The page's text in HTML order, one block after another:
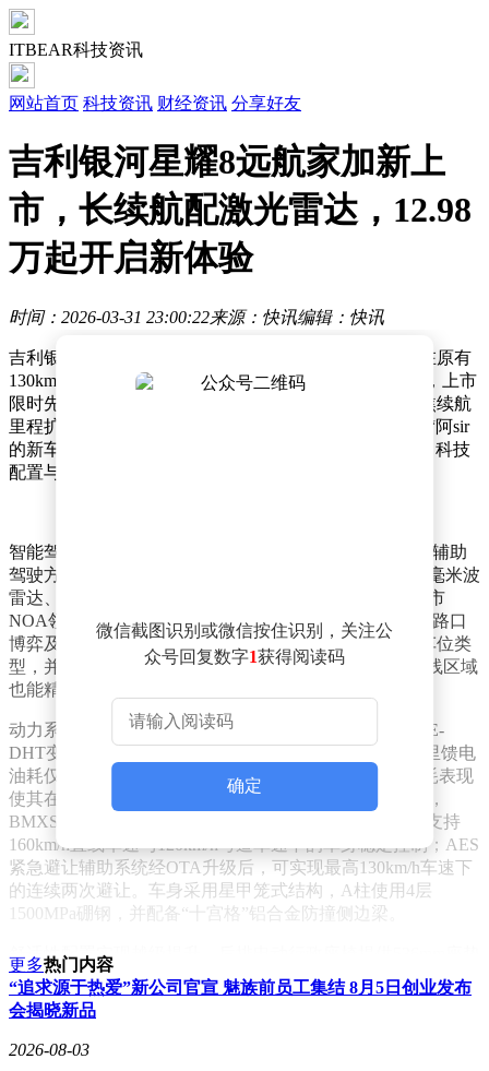
ITBEAR科技资讯
网站首页 科技资讯 财经资讯 分享好友
吉利银河星耀8远航家加新上
市，长续航配激光雷达，12.98
万起开启新体验
时间：2026-03-31 23:00:22来源：快讯编辑：快讯
吉利银河星耀8远航家系列近日推出全新长续航版本，在原有
130km EM-i尊享版基础上新增三款225km纯电续航车型，上市
限时先享价区间为12.98万元至14.88万元。此次升级聚焦续航
里程扩展与智能驾驶系统强化，同时通过演员黄宗泽以“阿sir
的新车”为主题进行场景化营销，突出产品在颜值设计、科技
配置与续航能力方面的综合优势。
智能驾驶系统成为核心升级亮点。新车搭载千里浩瀚H5辅助
驾驶方案，配备27个感知单元，包括1个激光雷达、3个毫米波
雷达、11个高清摄像头及12个超声波雷达。功能覆盖城市
NOA领航辅助的19类场景，支持导航辅助、自主变道、路口
博弈及施工避让等复杂路况。泊车系统可识别300余种车位类
型，并创新引入“指尖拖拽”自定义泊入功能，即使无划线区域
也能精准操作。
动力系统采用雷神EM-i AI电混技术，1.5L Evo发动机与E-
DHT变速箱组合实现47.26%热效率，CLTC工况下百公里馈电
油耗仅3.32L，满油满电综合续航突破1700km。这一能耗表现
使其在同级插混轿车中具备显著竞争力。安全配置方面，
BMXS爆胎稳定控制系统可在50毫秒内完成胎压监测，支持
160km/h直线车速与120km/h弯道车速下的车身稳定控制；AES
紧急避让辅助系统经OTA升级后，可实现最高130km/h车速下
的连续两次避让。车身采用星甲笼式结构，A柱使用4层
1500MPa硼钢，并配备“十宫格”铝合金防撞侧边梁。
舒适性配置实现越级提升。后排电动行政座椅提供536mm座垫
长度与100mm滑动距离，靠背最大调节角度达131°，集成加
热、通风及8点按摩功能；前排副驾座椅支持180°放平，可与
后排形成一体式平躺空间。音响系统采用23扬声器Flyme
Sound，配备2000W功放与7.1.4全景声布局。外观新增“日照
微信截图识别或微信按住识别，关注公
众号回复数字1获得阅读码
确定
更多热门内容
“追求源于热爱”新公司官宣 魅族前员工集结 8月5日创业发布
会揭晓新品
2026-08-03